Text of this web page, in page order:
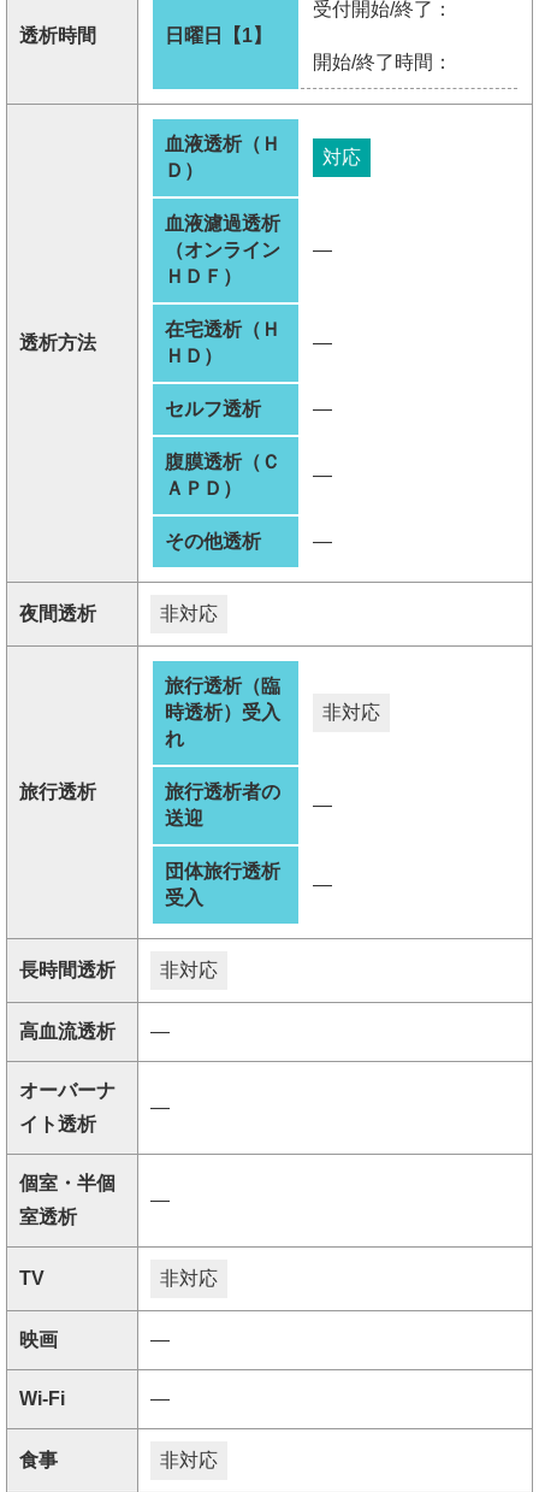
透析時間 日曜日【1】
受付開始/終了：
開始/終了時間：
透析方法
血液透析（Ｈ
Ｄ）
対応
血液濾過透析
（オンライン
ＨＤＦ）
―
在宅透析（Ｈ
ＨＤ）
―
セルフ透析 ―
腹膜透析（Ｃ
ＡＰＤ）
―
その他透析 ―
夜間透析 非対応
旅行透析
旅行透析（臨
時透析）受入
れ
非対応
旅行透析者の
送迎
―
団体旅行透析
受入
―
長時間透析 非対応
高血流透析 ―
オーバーナ
イト透析
―
個室・半個
室透析
―
TV 非対応
映画 ―
Wi-Fi ―
食事 非対応